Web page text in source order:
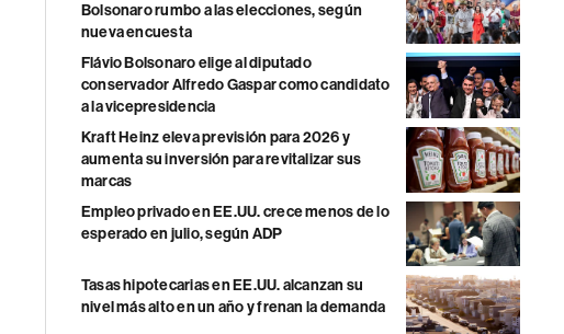
Bolsonaro rumbo a las elecciones, según
nueva encuesta
Flávio Bolsonaro elige al diputado
conservador Alfredo Gaspar como candidato
a la vicepresidencia
Kraft Heinz eleva previsión para 2026 y
aumenta su inversión para revitalizar sus
marcas
Empleo privado en EE.UU. crece menos de lo
esperado en julio, según ADP
Tasas hipotecarias en EE.UU. alcanzan su
nivel más alto en un año y frenan la demanda